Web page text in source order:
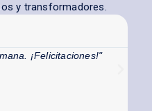
y transformadores.
¡Felicitaciones!"